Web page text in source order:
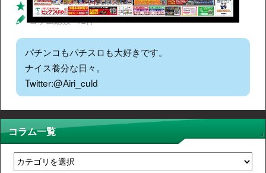
面白い獲得数 158件 コメント総数 177件
コラム総数 12件
パチンコもパチスロも大好きです。
ナイス養分な日々。
Twitter:@Airi_culd
コラム一覧